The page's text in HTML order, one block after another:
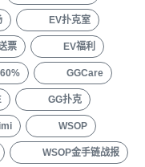
EV扑克室
票 EV福利
GGCare
GG扑克
WSOP
WSOP金手链战报